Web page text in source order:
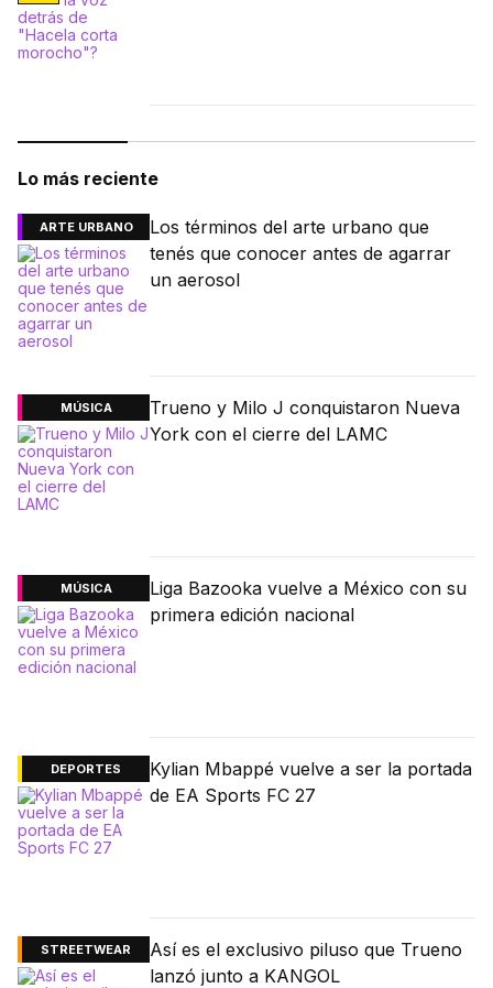
Lo más reciente
ARTE URBANO
Los términos del arte urbano que
tenés que conocer antes de agarrar
un aerosol
MÚSICA
Trueno y Milo J conquistaron Nueva
York con el cierre del LAMC
MÚSICA
Liga Bazooka vuelve a México con su
primera edición nacional
DEPORTES
Kylian Mbappé vuelve a ser la portada
de EA Sports FC 27
STREETWEAR
Así es el exclusivo piluso que Trueno
lanzó junto a KANGOL